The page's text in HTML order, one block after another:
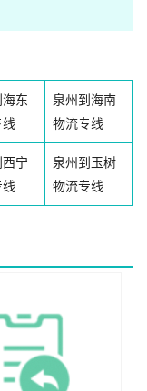
东
泉州到海南
物流专线
宁
泉州到玉树
物流专线